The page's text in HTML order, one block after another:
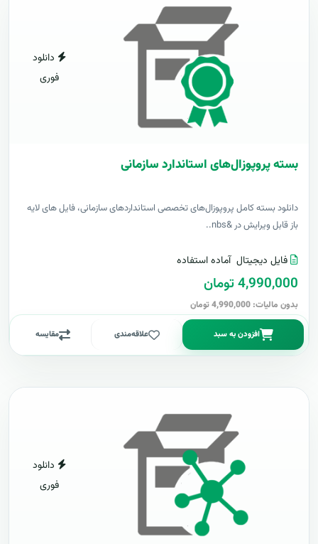
دانلود
فوری
بسته پروپوزال‌های استاندارد سازمانی
دانلود بسته کامل پروپوزال‌های تخصصی استانداردهای سازمانی، فایل های لایه
باز قابل ویرایش در &nbs..
فایل دیجیتال آماده استفاده
4,990,000 تومان
بدون مالیات: 4,990,000 تومان
افزودن به سبد علاقه‌مندی مقایسه
دانلود
فوری